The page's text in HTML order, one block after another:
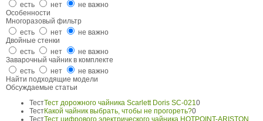
есть
нет
не важно
Особенности
Многоразовый фильтр
есть
нет
не важно
Двойные стенки
есть
нет
не важно
Заварочный чайник в комплекте
есть
нет
не важно
Найти подходящие модели
Обсуждаемые статьи
ТестТест дорожного чайника Scarlett Doris SC-0210
ТестКакой чайник выбрать, чтобы не прогореть?0
ТестТест цифрового электрического чайника HOTPOINT-ARISTON